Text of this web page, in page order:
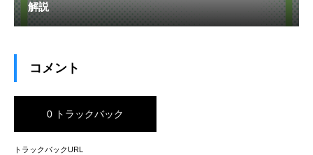
解説
コメント
0 トラックバック
トラックバックURL